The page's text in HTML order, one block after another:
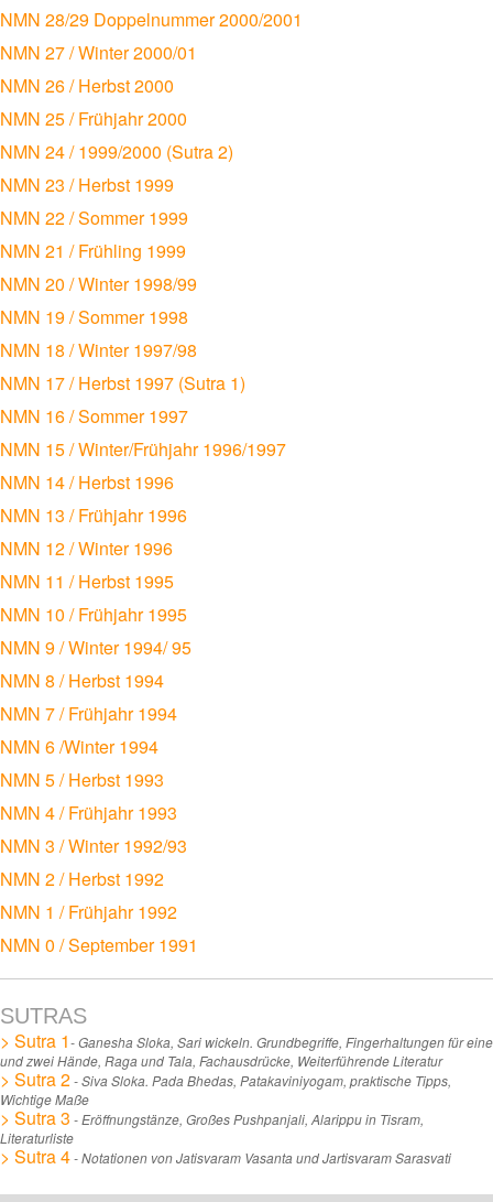
NMN 28/29 Doppelnummer 2000/2001
NMN 27 / Winter 2000/01
NMN 26 / Herbst 2000
NMN 25 / Frühjahr 2000
NMN 24 / 1999/2000 (Sutra 2)
NMN 23 / Herbst 1999
NMN 22 / Sommer 1999
NMN 21 / Frühling 1999
NMN 20 / Winter 1998/99
NMN 19 / Sommer 1998
NMN 18 / Winter 1997/98
NMN 17 / Herbst 1997 (Sutra 1)
NMN 16 / Sommer 1997
NMN 15 / Winter/Frühjahr 1996/1997
NMN 14 / Herbst 1996
NMN 13 / Frühjahr 1996
NMN 12 / Winter 1996
NMN 11 / Herbst 1995
NMN 10 / Frühjahr 1995
NMN 9 / Winter 1994/ 95
NMN 8 / Herbst 1994
NMN 7 / Frühjahr 1994
NMN 6 /Winter 1994
NMN 5 / Herbst 1993
NMN 4 / Frühjahr 1993
NMN 3 / Winter 1992/93
NMN 2 / Herbst 1992
NMN 1 / Frühjahr 1992
NMN 0 / September 1991
SUTRAS
> Sutra 1- Ganesha Sloka, Sari wickeln. Grundbegriffe, Fingerhaltungen für eine
und zwei Hände, Raga und Tala, Fachausdrücke, Weiterführende Literatur
> Sutra 2- Siva Sloka. Pada Bhedas, Patakaviniyogam, praktische Tipps,
Wichtige Maße
> Sutra 3 - Eröffnungstänze, Großes Pushpanjali, Alarippu in Tisram,
Literaturliste
> Sutra 4- Notationen von Jatisvaram Vasanta und Jartisvaram Sarasvati